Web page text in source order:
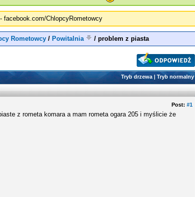
ChlopcyRometowcy
Rometowcy / Powitalnia / problem z piasta
Tryb drzewa|Tryb normalny
Post:#1
z rometa komara a mam rometa ogara 205 i myślicie że